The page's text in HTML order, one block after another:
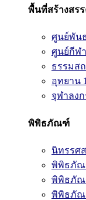
พื้นที่สร้างสร
ศูนย์พัน
ศูนย์กีฬ
ธรรมส
อุทยาน
จุฬาลง
พิพิธภัณฑ์
นิทรรศ
พิพิธภัณ
พิพิธภัณ
พิพิธภั